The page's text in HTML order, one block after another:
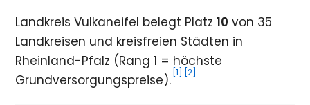
Landkreis Vulkaneifel belegt Platz10 von 35
Landkreisen und kreisfreien Städten in
Rheinland-Pfalz (Rang 1 = höchste
Grundversorgungspreise). [1] [2]